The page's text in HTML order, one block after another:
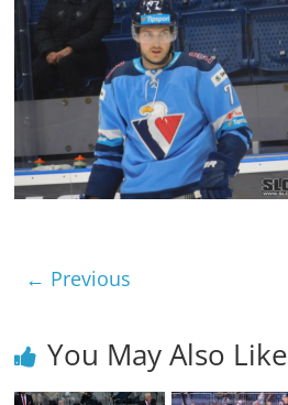
← Previous
You May Also Like